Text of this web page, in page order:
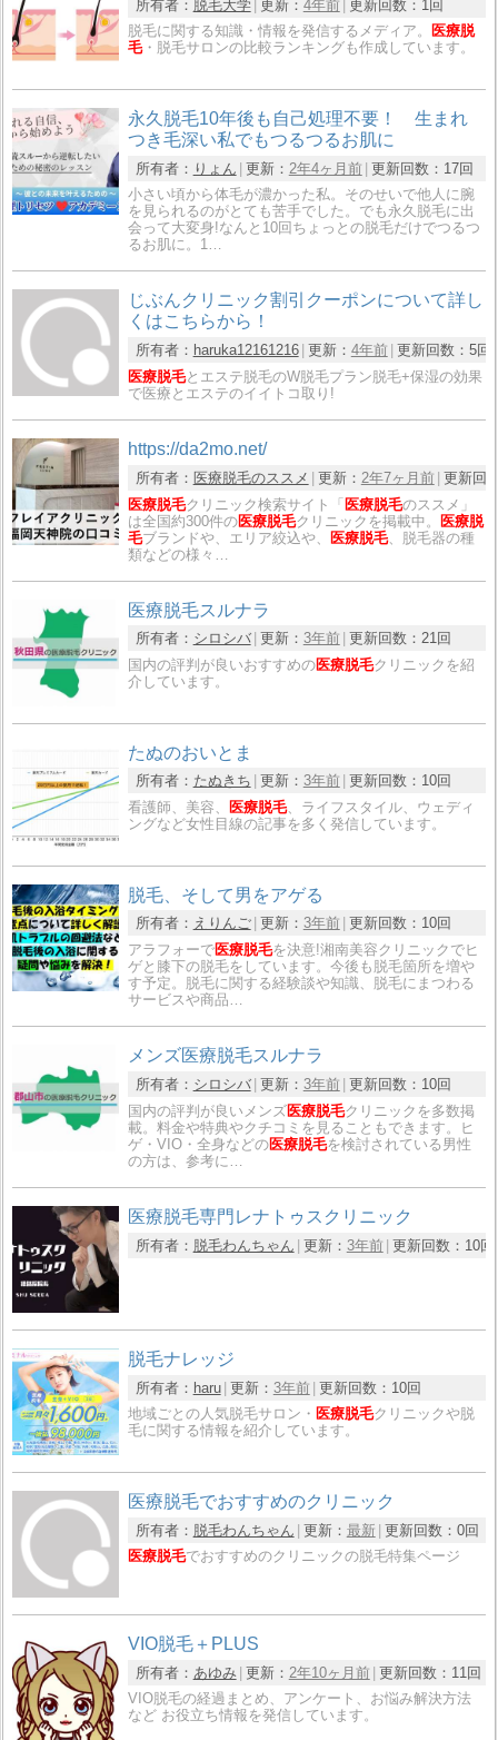
所有者： 脱毛大学 更新： 4年前 更新回数： 1回
脱毛に関する知識・情報を発信するメディア。
医療脱
毛・脱毛サロンの比較ランキングも作成しています。
永久脱毛10年後も自己処理不要！ 生まれ
つき毛深い私でもつるつるお肌に
所有者： りょん 更新： 2年4ヶ月前 更新回数： 17回
小さい頃から体毛が濃かった私。そのせいで他人に腕
を見られるのがとても苦手でした。でも永久脱毛に出
会って大変身!なんと10回ちょっとの脱毛だけでつるつ
るお肌に。1…
じぶんクリニック割引クーポンについて詳し
くはこちらから！
所有者： haruka12161216 更新： 4年前 更新回数： 5回
医療脱毛とエステ脱毛のW脱毛プラン脱毛+保湿の効果
で医療とエステのイイトコ取り!
https://da2mo.net/
所有者： 医療脱毛のススメ 更新： 2年7ヶ月前 更新回
医療脱毛クリニック検索サイト「医療脱毛のススメ」
は全国約300件の医療脱毛クリニックを掲載中。 医療脱
毛ブランドや、エリア絞込や、 医療脱毛、脱毛器の種
類などの様々…
医療脱毛スルナラ
所有者： シロシバ 更新： 3年前 更新回数： 21回
国内の評判が良いおすすめの医療脱毛クリニックを紹
介しています。
たぬのおいとま
所有者： たぬきち 更新： 3年前 更新回数： 10回
看護師、美容、
医療脱毛、ライフスタイル、ウェディ
ングなど女性目線の記事を多く発信しています。
脱毛、そして男をアゲる
所有者： えりんご 更新： 3年前 更新回数： 10回
アラフォーで医療脱毛を決意!湘南美容クリニックでヒ
ゲと膝下の脱毛をしています。今後も脱毛箇所を増や
す予定。脱毛に関する経験談や知識、脱毛にまつわる
サービスや商品…
メンズ医療脱毛スルナラ
所有者： シロシバ 更新： 3年前 更新回数： 10回
国内の評判が良いメンズ医療脱毛クリニックを多数掲
載。料金や特典やクチコミを見ることもできます。ヒ
ゲ・VIO・全身などの医療脱毛を検討されている男性
の方は、参考に…
医療脱毛専門レナトゥスクリニック
所有者： 脱毛わんちゃん 更新： 3年前 更新回数： 10回
脱毛ナレッジ
所有者： haru 更新： 3年前 更新回数： 10回
地域ごとの人気脱毛サロン・ 医療脱毛クリニックや脱
毛に関する情報を紹介しています。
医療脱毛でおすすめのクリニック
所有者： 脱毛わんちゃん 更新： 最新 更新回数： 0回
医療脱毛でおすすめのクリニックの脱毛特集ページ
VIO脱毛＋PLUS
所有者： あゆみ 更新： 2年10ヶ月前 更新回数： 11回
VIO脱毛の経過まとめ、アンケート、お悩み解決方法
など お役立ち情報を発信しています。